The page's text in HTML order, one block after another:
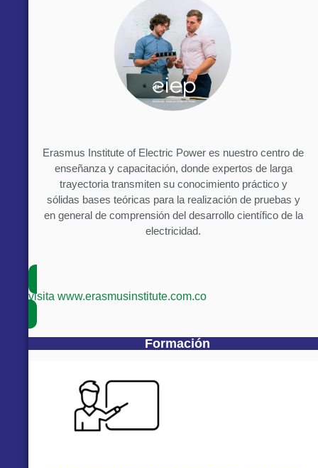
Erasmus Institute of Electric Power es nuestro centro de
enseñanza y capacitación, donde expertos de larga
trayectoria transmiten su conocimiento práctico y
sólidas bases teóricas para la realización de pruebas y
en general de comprensión del desarrollo científico de la
electricidad.
visita www.erasmusinstitute.com.co
Formación